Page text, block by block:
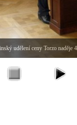
udělení ceny Torzo naděje